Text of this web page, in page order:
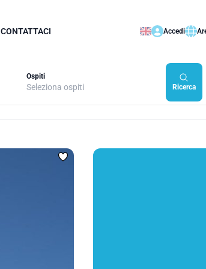
CONTATTACI Accedi
Ospiti
Ricerca